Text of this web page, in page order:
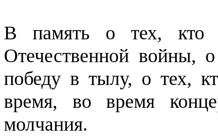
В память о тех, кто
Отечественной войны,
победу в тылу, о тех,
время, во время
молчания.